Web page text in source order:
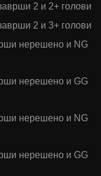
2 и 2+ голови
2 и 3+ голови
нерешено и NG
нерешено и GG
нерешено и NG
нерешено и GG